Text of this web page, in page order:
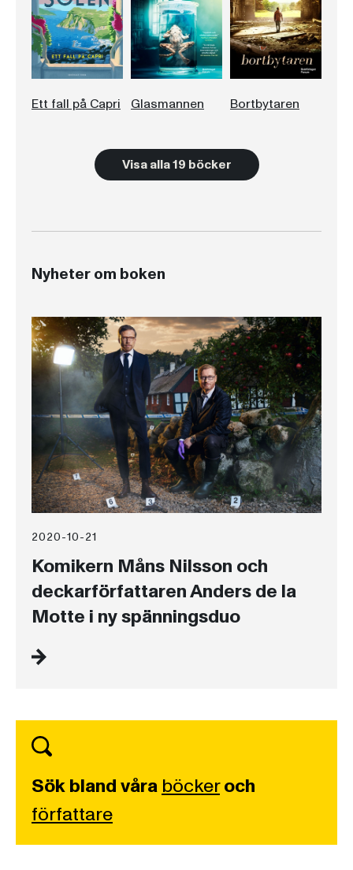
Ett fall på Capri Glasmannen Bortbytaren
Visa alla 19 böcker
Nyheter om boken
2020-10-21
Komikern Måns Nilsson och
deckarförfattaren Anders de la
Motte i ny spänningsduo
Sök bland våra böckeroch
författare